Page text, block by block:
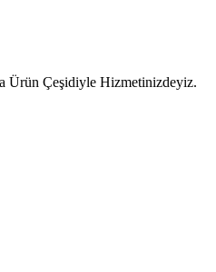
Ürün Çeşidiyle Hizmetinizdeyiz.